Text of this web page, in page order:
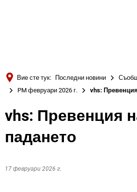
Русский
Вие сте тук: Последни новини
PM февруари 2026 г.
vhs:
vhs: Превенция
падането
17 февруари 2026 г.